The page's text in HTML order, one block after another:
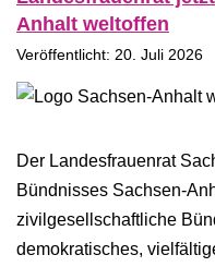
Anhalt weltoffen
Veröffentlicht: 20. Juli 2026
Der Landesfrauenrat
Bündnisses Sachsen-
zivilgesellschaftliche
demokratisches,